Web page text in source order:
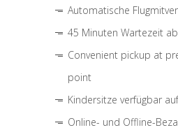
Automatische
45 Minuten Wartezeit
Convenient pickup at
point
Kindersitze verfügbar
Online- und Offline-